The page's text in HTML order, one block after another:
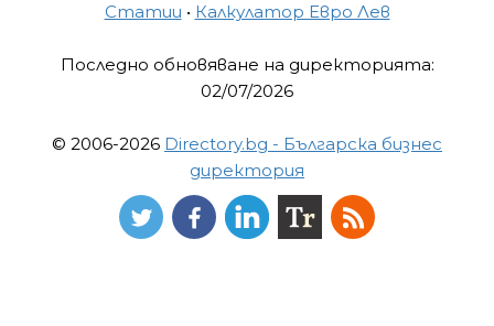
Статии • Калкулатор Евро Лев
Последно обновяване на директорията:
02/07/2026
© 2006-2026 Directory.bg - Българска бизнес
директория